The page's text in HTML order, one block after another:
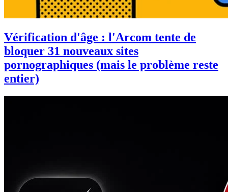
Vérification d'âge : l'Arcom tente de
bloquer 31 nouveaux sites
pornographiques (mais le problème reste
entier)